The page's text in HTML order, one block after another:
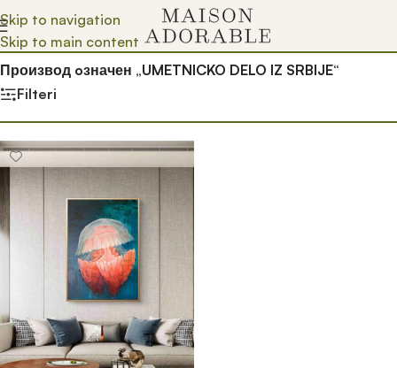
Skip to navigation
Skip to main content
Почетна/Prodavnica/
Производ oзначен „UMETNICKO DELO IZ SRBIJE“
Filteri